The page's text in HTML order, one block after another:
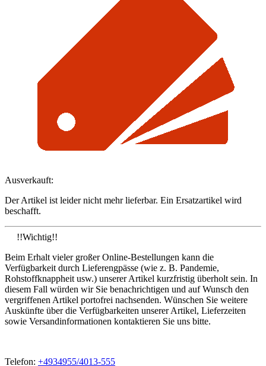
Ausverkauft:
Der Artikel ist leider nicht mehr lieferbar. Ein Ersatzartikel wird
beschafft.
!!Wichtig!!
Beim Erhalt vieler großer Online-Bestellungen kann die
Verfügbarkeit durch Lieferengpässe (wie z. B. Pandemie,
Rohstoffknappheit usw.) unserer Artikel kurzfristig überholt sein. In
diesem Fall würden wir Sie benachrichtigen und auf Wunsch den
vergriffenen Artikel portofrei nachsenden. Wünschen Sie weitere
Auskünfte über die Verfügbarkeiten unserer Artikel, Lieferzeiten
sowie Versandinformationen kontaktieren Sie uns bitte.
Telefon: +4934955/4013-555